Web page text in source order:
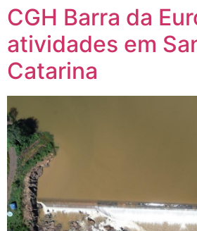
CGH Barra da
atividades em
Catarina